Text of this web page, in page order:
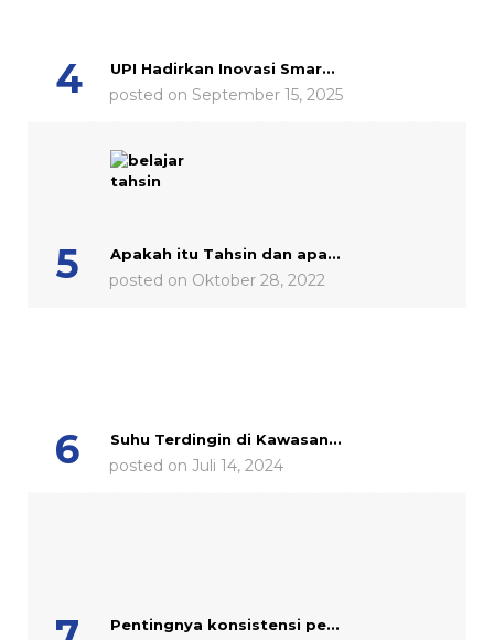
UPI Hadirkan Inovasi Smar...
posted on September 15, 2025
Apakah itu Tahsin dan apa...
posted on Oktober 28, 2022
Suhu Terdingin di Kawasan...
posted on Juli 14, 2024
Pentingnya konsistensi pe...